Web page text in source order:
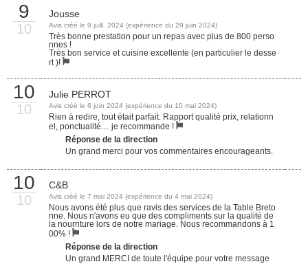
9
10
Jousse
Avis créé le 9 juill. 2024 (expérience du 29 juin 2024)
Très bonne prestation pour un repas avec plus de 800 perso
nnes !
Très bon service et cuisine excellente (en particulier le desse
rt )!
10
10
Julie PERROT
Avis créé le 6 juin 2024 (expérience du 10 mai 2024)
Rien à redire, tout était parfait. Rapport qualité prix, relationn
el, ponctualité… je recommande !
Réponse de la direction
Un grand merci pour vos commentaires encourageants.
10
10
C&B
Avis créé le 7 mai 2024 (expérience du 4 mai 2024)
Nous avons été plus que ravis des services de la Table Breto
nne. Nous n'avons eu que des compliments sur la qualité de
la nourriture lors de notre mariage. Nous recommandons à 1
00% !
Réponse de la direction
Un grand MERCI de toute l'équipe pour votre message